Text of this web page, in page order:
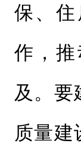
保、
作，
及。要
质量